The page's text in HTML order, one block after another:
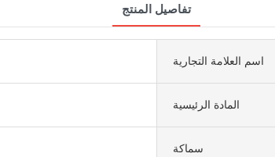
تفاصيل المنتج
اسم العلامة التجارية
المادة الرئيسية
سماكة